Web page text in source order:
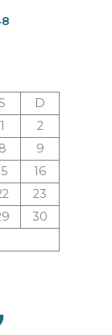
S
D
1
2
8
9
16
23
30